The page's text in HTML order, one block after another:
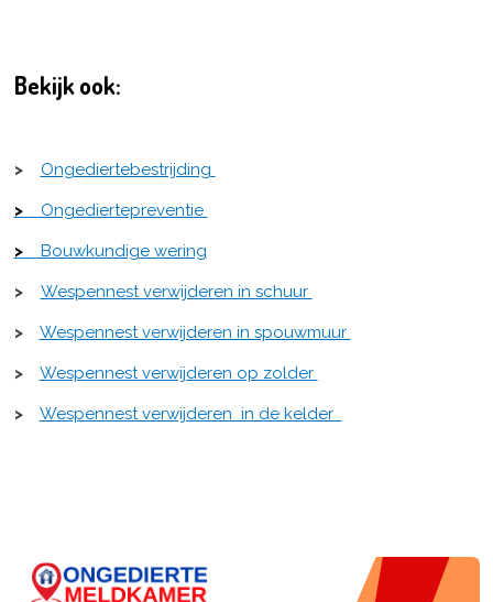
Bekijk ook:
> Ongediertebestrijding
> Ongediertepreventie
> Bouwkundige wering
> Wespennest verwijderen in schuur
> Wespennest verwijderen in spouwmuur
> Wespennest verwijderen op zolder
> Wespennest verwijderen in de kelder